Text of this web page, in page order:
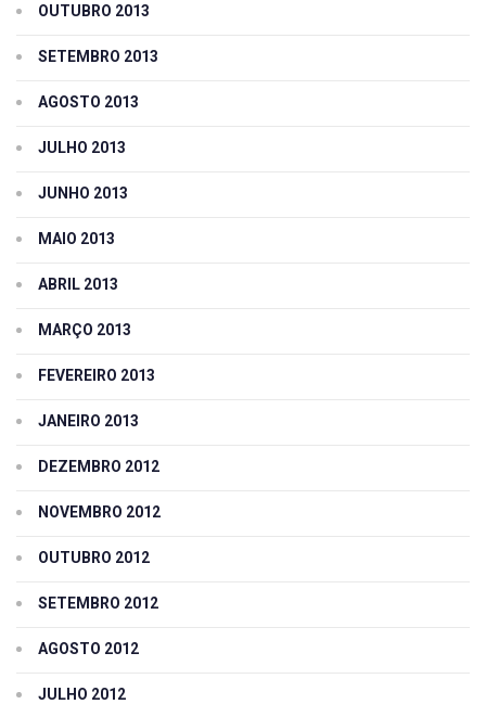
OUTUBRO 2013
SETEMBRO 2013
AGOSTO 2013
JULHO 2013
JUNHO 2013
MAIO 2013
ABRIL 2013
MARÇO 2013
FEVEREIRO 2013
JANEIRO 2013
DEZEMBRO 2012
NOVEMBRO 2012
OUTUBRO 2012
SETEMBRO 2012
AGOSTO 2012
JULHO 2012